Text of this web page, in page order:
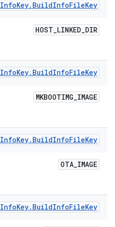
InfoKey. BuildInfoFileKey
HOST_LINKED_DIR
InfoKey. BuildInfoFileKey
MKBOOTIMG_IMAGE
InfoKey. BuildInfoFileKey
OTA_IMAGE
InfoKey. BuildInfoFileKey